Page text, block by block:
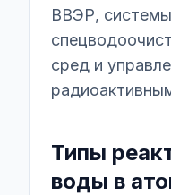
ВВЭР,
сред и
Типы
воды в